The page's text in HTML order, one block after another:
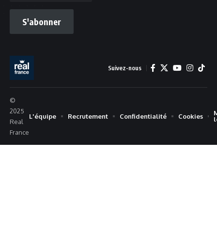
S'abonner
Suivez-nous
©
2025
Real
France
L'équipe Recrutement Confidentialité Cookies